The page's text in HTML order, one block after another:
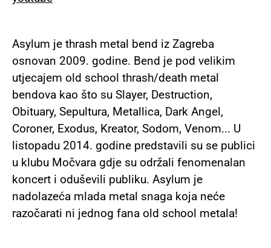
Asylum je thrash metal bend iz Zagreba
osnovan 2009. godine. Bend je pod velikim
utjecajem old school thrash/death metal
bendova kao što su Slayer, Destruction,
Obituary, Sepultura, Metallica, Dark Angel,
Coroner, Exodus, Kreator, Sodom, Venom... U
listopadu 2014. godine predstavili su se publici
u klubu Močvara gdje su održali fenomenalan
koncert i oduševili publiku. Asylum je
nadolazeća mlada metal snaga koja neće
razočarati ni jednog fana old school metala!